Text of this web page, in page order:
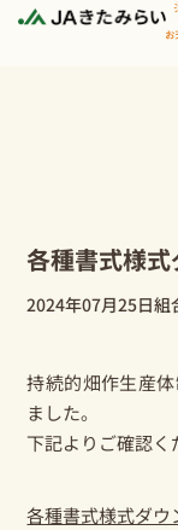
各種書式様式
2024年07月25日組
持続的畑作生産
ました。
下記よりご確認く
各種書式様式ダウ